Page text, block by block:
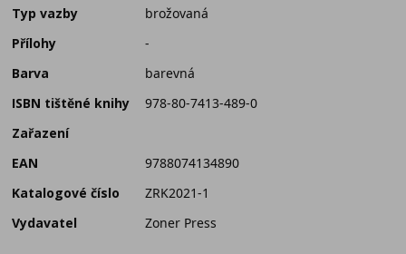
Typ vazby
brožovaná
Přílohy
-
Barva
barevná
ISBN tištěné knihy
978-80-7413-489-0
Zařazení
EAN
9788074134890
Katalogové číslo
ZRK2021-1
Vydavatel
Zoner Press